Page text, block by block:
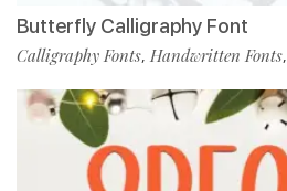
Butterfly Calligraphy Font
Calligraphy Fonts, Handwritten Fonts,